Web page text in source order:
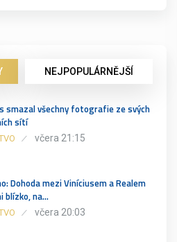
NEJPOPULÁRNĚJŠÍ
smazal všechny fotografie ze svých
sítí
včera 21:15
Dohoda mezi Viníciusem a Realem
blízko, na…
včera 20:03